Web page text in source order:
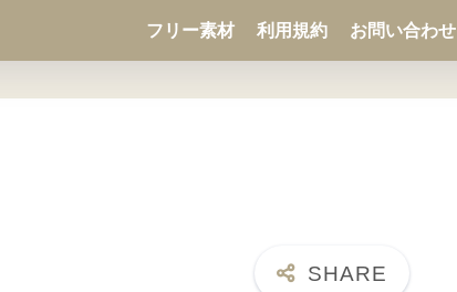
フリー素材 利用規約 お問い合わせ